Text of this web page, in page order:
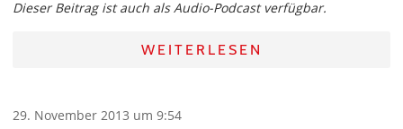
Dieser Beitrag ist auch als Audio-Podcast verfügbar.
WEITERLESEN
29. November 2013 um 9:54